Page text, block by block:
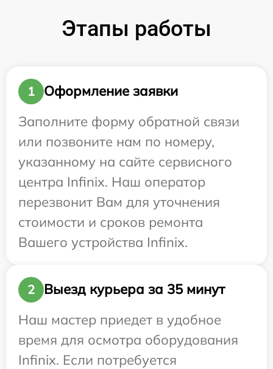
Этапы работы
1
Оформление заявки
Заполните форму обратной связи
или позвоните нам по номеру,
указанному на сайте сервисного
центра Infinix. Наш оператор
перезвонит Вам для уточнения
стоимости и сроков ремонта
Вашего устройства Infinix.
2
Выезд курьера за 35 минут
Наш мастер приедет в удобное
время для осмотра оборудования
Infinix. Если потребуется